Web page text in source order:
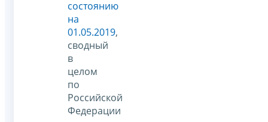
состоянию
на
01.05.2019,
сводный
в
целом
по
Российской
Федерации